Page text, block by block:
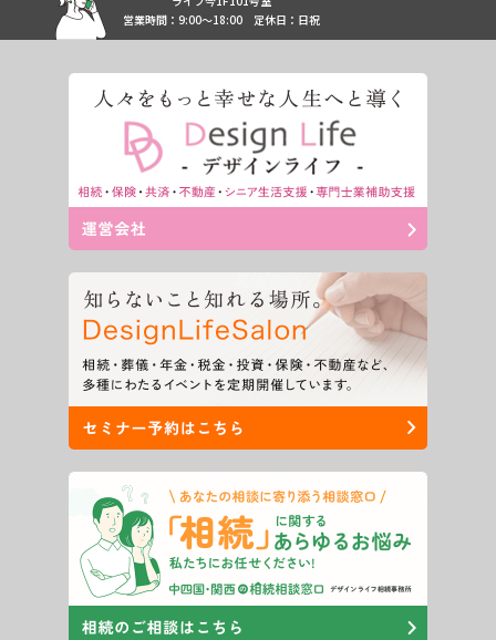
営業時間：9:00〜18:00
定休日：日祝